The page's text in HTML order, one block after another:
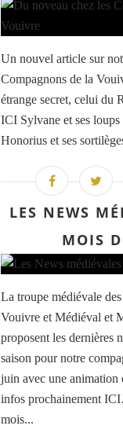
Un nouvel article sur
Compagnons de la
étrange secret, celui
ICI Sylvane et ses
Honorius et ses
LES NEWS
MOIS
La troupe médiévale
Vouivre et Médiéval et
proposent les dernières
saison pour notre
juin avec une animation
infos prochainement
mois...